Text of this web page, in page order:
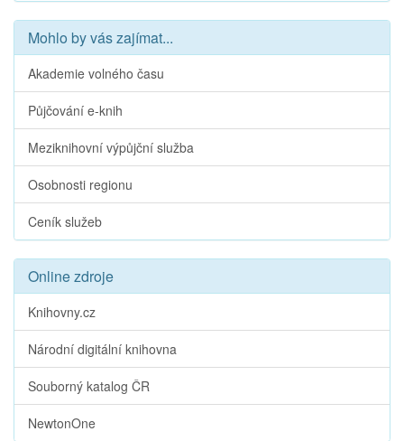
Mohlo by vás zajímat...
Akademie volného času
Půjčování e-knih
Meziknihovní výpůjční služba
Osobnosti regionu
Ceník služeb
Online zdroje
Knihovny.cz
Národní digitální knihovna
Souborný katalog ČR
NewtonOne